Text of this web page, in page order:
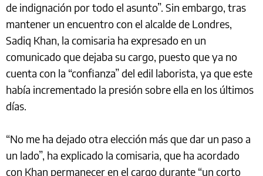
de indignación por todo el asunto”. Sin embargo, tras
mantener un encuentro con el alcalde de Londres,
Sadiq Khan, la comisaria ha expresado en un
comunicado que dejaba su cargo, puesto que ya no
cuenta con la “confianza” del edil laborista, ya que este
había incrementado la presión sobre ella en los últimos
días.
“No me ha dejado otra elección más que dar un paso a
un lado”, ha explicado la comisaria, que ha acordado
con Khan permanecer en el cargo durante “un corto